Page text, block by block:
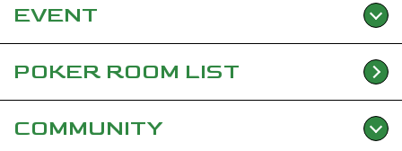
EVENT
POKER ROOM LIST
COMMUNITY